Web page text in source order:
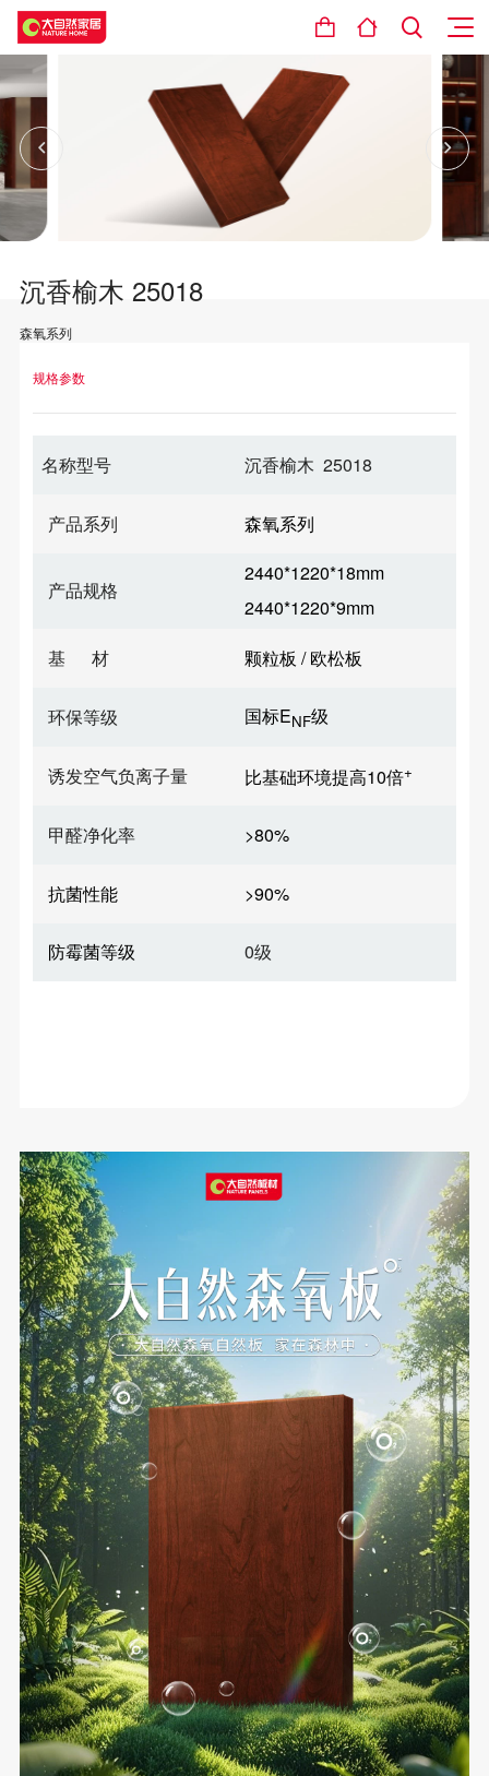
沉香榆木 25018
森氧系列
规格参数
名称型号 沉香榆木 25018
产品系列 森氧系列
产品规格
2440*1220*18mm
2440*1220*9mm
基 材
颗粒板 / 欧松板
环保等级 国标ENF级
诱发空气负离子量 比基础环境提高10倍+
甲醛净化率 >80%
抗菌性能 >90%
防霉菌等级 0级